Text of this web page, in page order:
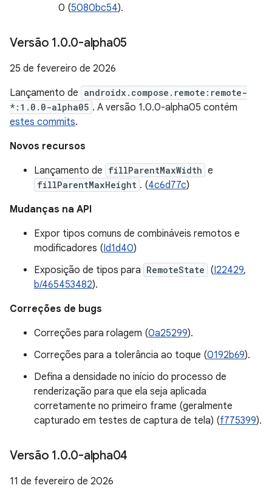
0 (5080bc54).
Versão 1.0.0-alpha05
25 de fevereiro de 2026
Lançamento de androidx.compose.remote:remote-
*:1.0.0-alpha05 . A versão 1.0.0-alpha05 contém
estes commits.
Novos recursos
Lançamento de fillParentMaxWidth e
fillParentMaxHeight . (4c6d77c)
Mudanças na API
Expor tipos comuns de combináveis remotos e
modificadores (Id1d40)
Exposição de tipos para RemoteState (I22429,
b/465453482).
Correções de bugs
Correções para rolagem (0a25299).
Correções para a tolerância ao toque (0192b69).
Defina a densidade no início do processo de
renderização para que ela seja aplicada
corretamente no primeiro frame (geralmente
capturado em testes de captura de tela) (f775399).
Versão 1.0.0-alpha04
11 de fevereiro de 2026